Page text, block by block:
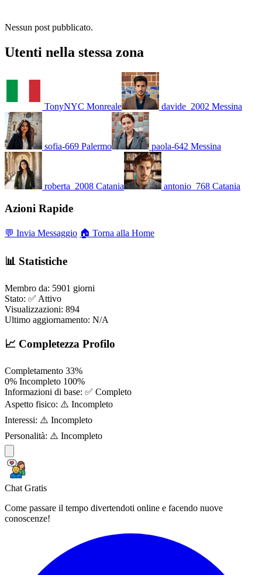
Nessun post pubblicato.
Utenti nella stessa zona
TonyNYC Monreale davide_2002 Messina
sofia-669 Palermo paola-642 Messina
roberta_2008 Catania antonio_768 Catania
Azioni Rapide
💬 Invia Messaggio 🏠 Torna alla Home
📊 Statistiche
Membro da: 5901 giorni
Stato: ✅ Attivo
Visualizzazioni: 894
Ultimo aggiornamento: N/A
📈 Completezza Profilo
Completamento 33%
0% Incompleto 100%
Informazioni di base: ✅ Completo
Aspetto fisico: ⚠️ Incompleto
Interessi: ⚠️ Incompleto
Personalità: ⚠️ Incompleto
Chat Gratis
Come passare il tempo divertendoti online e facendo nuove
conoscenze!